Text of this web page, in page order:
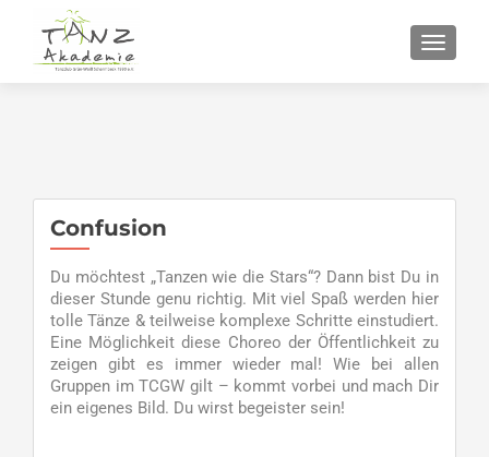
Confusion
Du möchtest „Tanzen wie die Stars“? Dann bist Du in
dieser Stunde genu richtig. Mit viel Spaß werden hier
tolle Tänze & teilweise komplexe Schritte einstudiert.
Eine Möglichkeit diese Choreo der Öffentlichkeit zu
zeigen gibt es immer wieder mal! Wie bei allen
Gruppen im TCGW gilt – kommt vorbei und mach Dir
ein eigenes Bild. Du wirst begeister sein!